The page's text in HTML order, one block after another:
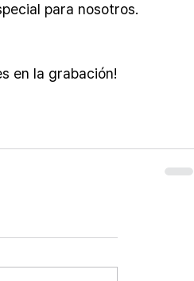
para nosotros.
en la grabación!